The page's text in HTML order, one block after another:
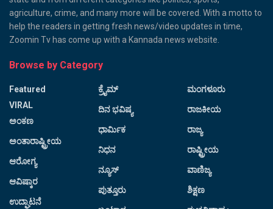
agriculture, crime, and many more will be covered. With a motto to
help the readers in getting fresh news/video updates in time,
Zoomin Tv has come up with a Kannada news website.
Browse by Category
Featured
VIRAL
ಅಂಕಣ
ಅಂತಾರಾಷ್ಟ್ರೀಯ
ಆರೋಗ್ಯ
ಆವಿಷ್ಕಾರ
ಉದ್ಘಾಟನೆ
ಕ್ರೈಮ್
ದಿನ ಭವಿಷ್ಯ
ಧಾರ್ಮಿಕ
ನಿಧನ
ನ್ಯೂಸ್
ಪುತ್ತೂರು
ಮಂಗಳೂರು
ರಾಜಕೀಯ
ರಾಜ್ಯ
ರಾಷ್ಟ್ರೀಯ
ವಾಣಿಜ್ಯ
ಶಿಕ್ಷಣ